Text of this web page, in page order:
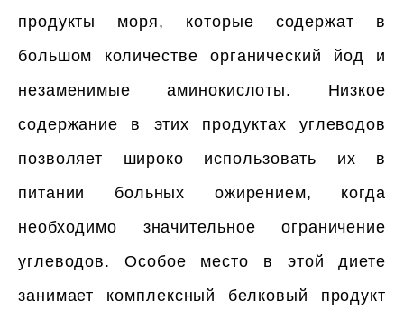
продукты моря, которые содержат в
большом количестве органический йод и
незаменимые аминокислоты. Низкое
содержание в этих продуктах углеводов
позволяет широко использовать их в
питании больных ожирением, когда
необходимо значительное ограничение
углеводов. Особое место в этой диете
занимает комплексный белковый продукт